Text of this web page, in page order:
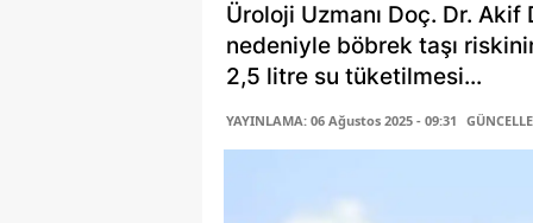
Üroloji Uzmanı Doç. Dr.
nedeniyle böbrek taşı
2,5 litre su tüketilmesi...
YAYINLAMA: 06 Ağustos 2025 - 09:31